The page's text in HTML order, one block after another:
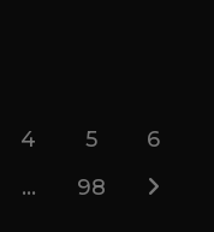
4 5
6
…
98